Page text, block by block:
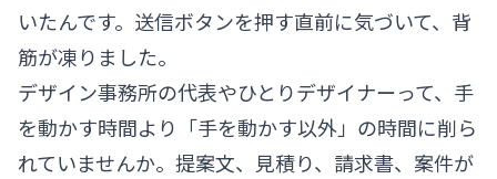
いたんです。送信ボタンを押す直前に気づいて、背
筋が凍りました。
デザイン事務所の代表やひとりデザイナーって、手
を動かす時間より「手を動かす以外」の時間に削ら
れていませんか。提案文、見積り、請求書、案件が